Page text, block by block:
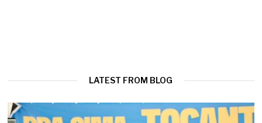
LATEST FROM BLOG